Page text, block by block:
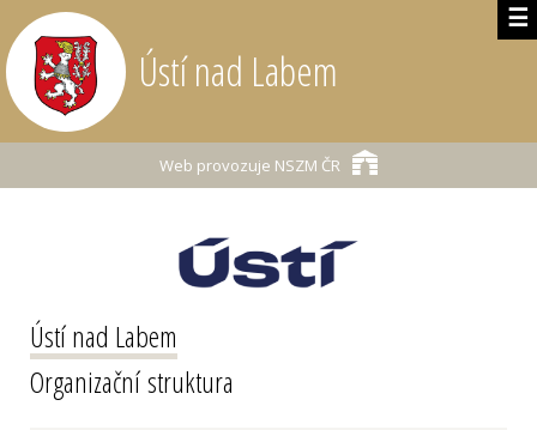
☰
Ústí nad Labem
Web provozuje NSZM ČR
Ústí nad Labem
Organizační struktura